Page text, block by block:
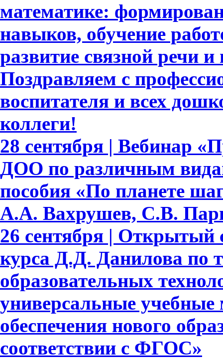
математике:
навыков, обучение
развитие связной речи
Поздравляем с
воспитателя и всех
коллеги!
28 сентября | Вебинар
ДОО по различным
пособия «По планете
А.А. Вахрушев, С.В.
26 сентября | Открытый
курса Д.Д. Данилова по
образовательных
универсальные учебные
обеспечения нового
соответствии с ФГОС»